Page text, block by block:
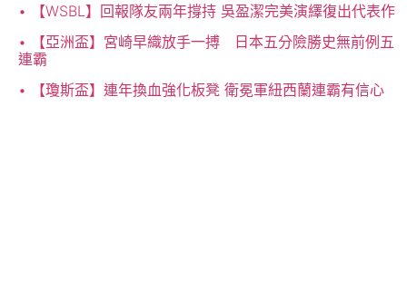
【WSBL】回報隊友兩年撐持 吳盈潔完美演繹復出代表作
【亞洲盃】宮崎早織放手一搏 日本五分險勝史無前例五
連霸
【瓊斯盃】連年換血強化板凳 衛冕軍紐西蘭連霸有信心